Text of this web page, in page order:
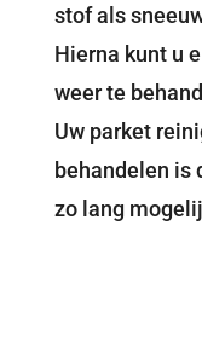
stof als
Hierna kunt u
weer te
Uw parket
behandelen is
zo lang